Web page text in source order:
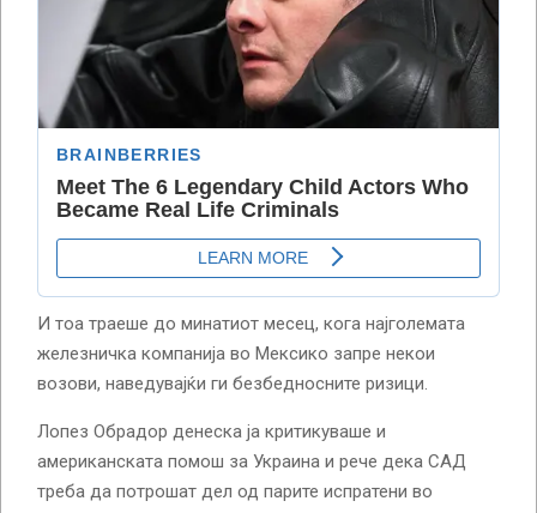
И тоа траеше до минатиот месец, кога најголемата
железничка компанија во Мексико запре некои
возови, наведувајќи ги безбедносните ризици.
Лопез Обрадор денеска ја критикуваше и
американската помош за Украина и рече дека САД
треба да потрошат дел од парите испратени во